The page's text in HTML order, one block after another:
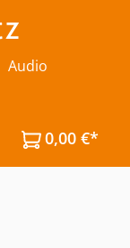
Audio
0 Produkte auf
0,00 €*